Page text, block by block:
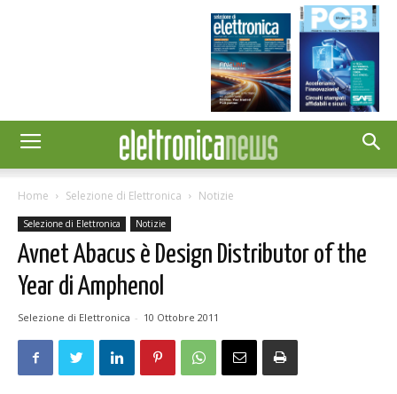
Home Selezione di Elettronica Notizie
Selezione di Elettronica Notizie
Avnet Abacus è Design Distributor of the
Year di Amphenol
Selezione di Elettronica - 10 Ottobre 2011